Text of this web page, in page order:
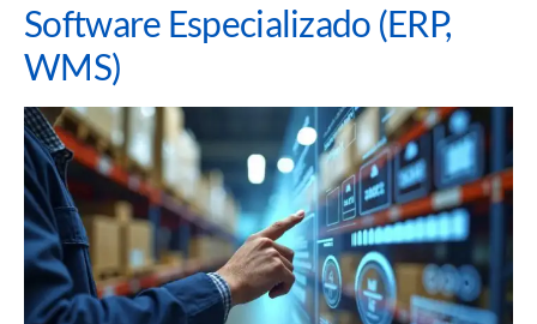
Software Especializado (ERP,
WMS)